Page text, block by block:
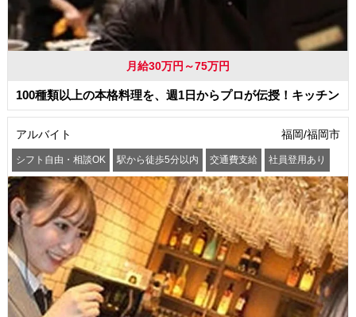
月給30万円～75万円
100種類以上の本格料理を、週1日からプロが伝授！キッチン
アルバイト 福岡/福岡市
シフト自由・相談OK 駅から徒歩5分以内 交通費支給 社員登用あり